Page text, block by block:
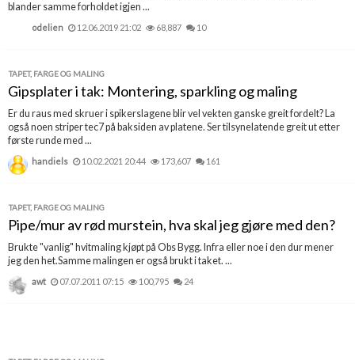
Kom i gang med Boligmappa
Boligmappa+
Få mer ut av Boligmappa
blander samme forholdet igjen ...
odelien 12.06.2019 21:02 68,887 10
TAPET, FARGE OG MALING
Gipsplater i tak: Montering, sparkling og maling
Er du raus med skruer i spikerslagene blir vel vekten ganske greit fordelt? La
også noen striper tec7 på baksiden av platene. Ser tilsynelatende greit ut etter
første runde med ...
handiels 10.02.2021 20:44 173,607 161
TAPET, FARGE OG MALING
Pipe/mur av rød murstein, hva skal jeg gjøre med den?
Brukte "vanlig" hvitmaling kjøpt på Obs Bygg. Infra eller noe i den dur mener
jeg den het.Samme malingen er også brukt i taket. ...
awt 07.07.2011 07:15 100,795 24